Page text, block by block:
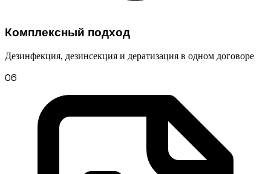
Комплексный подход
Дезинфекция, дезинсекция и дератизация в одном договоре
06